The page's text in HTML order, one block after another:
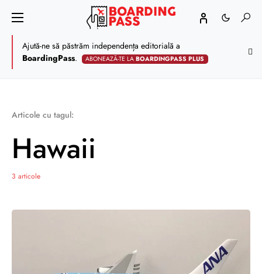
Ajută-ne să păstrăm independența editorială a
BoardingPass. ABONEAZĂ-TE LABOARDINGPASS PLUS
Articole cu tagul:
Hawaii
3 articole